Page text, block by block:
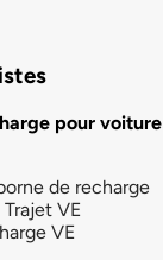
pour voiture
de recharge
VE
VE